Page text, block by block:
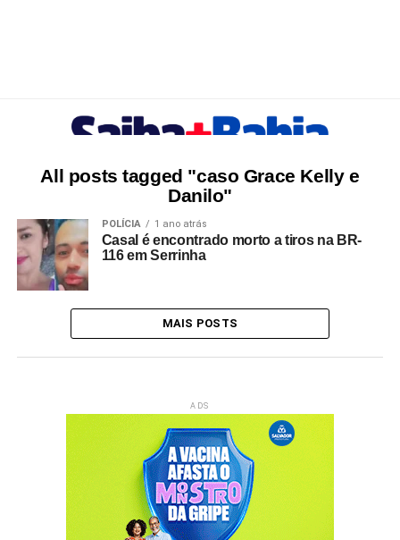
All posts tagged "caso Grace Kelly e
Danilo"
POLÍCIA 1 ano atrás
Casal é encontrado morto a tiros na BR-
116 em Serrinha
MAIS POSTS
ADS